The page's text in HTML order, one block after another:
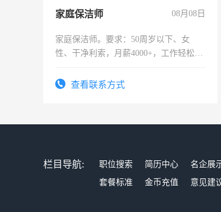
家庭保洁师 08月08日
家庭保洁师。要求：50周岁以下、女
性、干净利索，月薪4000+，工作轻松，
太太等。查看联系方式
栏目导航: 职位搜索 简历中心 名企展
套餐标准
金币充值 意见建